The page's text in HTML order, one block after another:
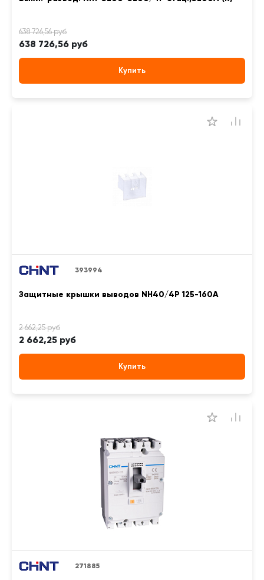
638 726,56 руб
Купить
393994
Защитные крышки выводов NH40/4P 125-160А
2 662,25 руб
Купить
271885